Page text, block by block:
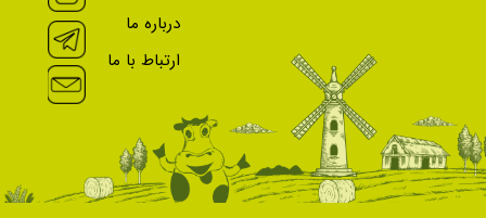
درباره ما
ارتباط با ما